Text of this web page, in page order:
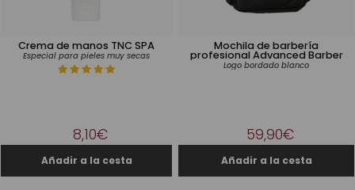
Crema de manos TNC SPA
Especial para pieles muy secas
8,10€
Mochila de barbería
profesional Advanced Barber
Logo bordado blanco
59,90€